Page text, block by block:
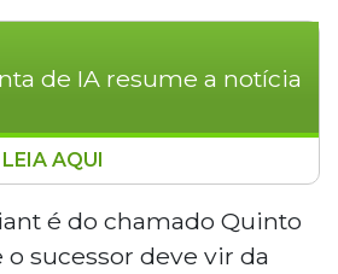
de IA resume a notícia
após a exoneração do
Ary Raghiant Neto e
pela advocacia,
LEIA AQUI
é do chamado Quinto
sucessor deve vir da